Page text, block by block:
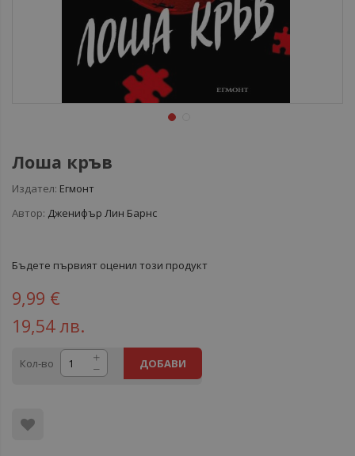
Лоша кръв
Издател: Егмонт
Автор: Дженифър Лин Барнс
Бъдете първият оценил този продукт
9,99 €
19,54 лв.
Кол-во ДОБАВИ